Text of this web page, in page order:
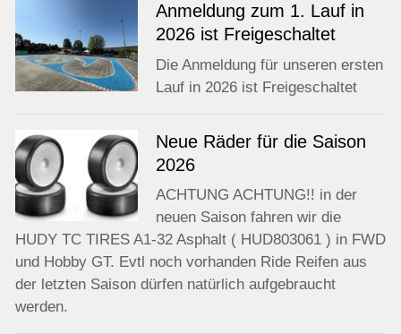
Anmeldung zum 1. Lauf in
2026 ist Freigeschaltet
Die Anmeldung für unseren ersten
Lauf in 2026 ist Freigeschaltet
Neue Räder für die Saison
2026
ACHTUNG ACHTUNG!! in der
neuen Saison fahren wir die
HUDY TC TIRES A1-32 Asphalt ( HUD803061 ) in FWD
und Hobby GT. Evtl noch vorhanden Ride Reifen aus
der letzten Saison dürfen natürlich aufgebraucht
werden.